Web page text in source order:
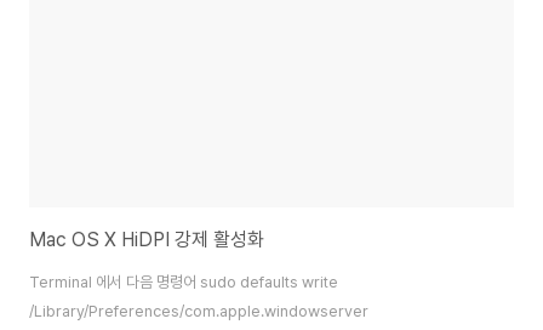
Mac OS X HiDPI 강제 활성화
Terminal 에서 다음 명령어 sudo defaults write
/Library/Preferences/com.apple.windowserver